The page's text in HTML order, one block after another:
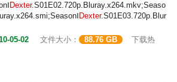
Dexter.S01E02.720p.Bluray.x264.mkv;Seaso
Dexter.S01E03.720p.Blur
05-02 文件大小： 88.76 GB
下载热